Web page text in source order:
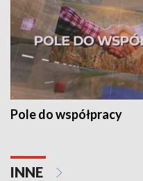
Pole do współpracy
INNE